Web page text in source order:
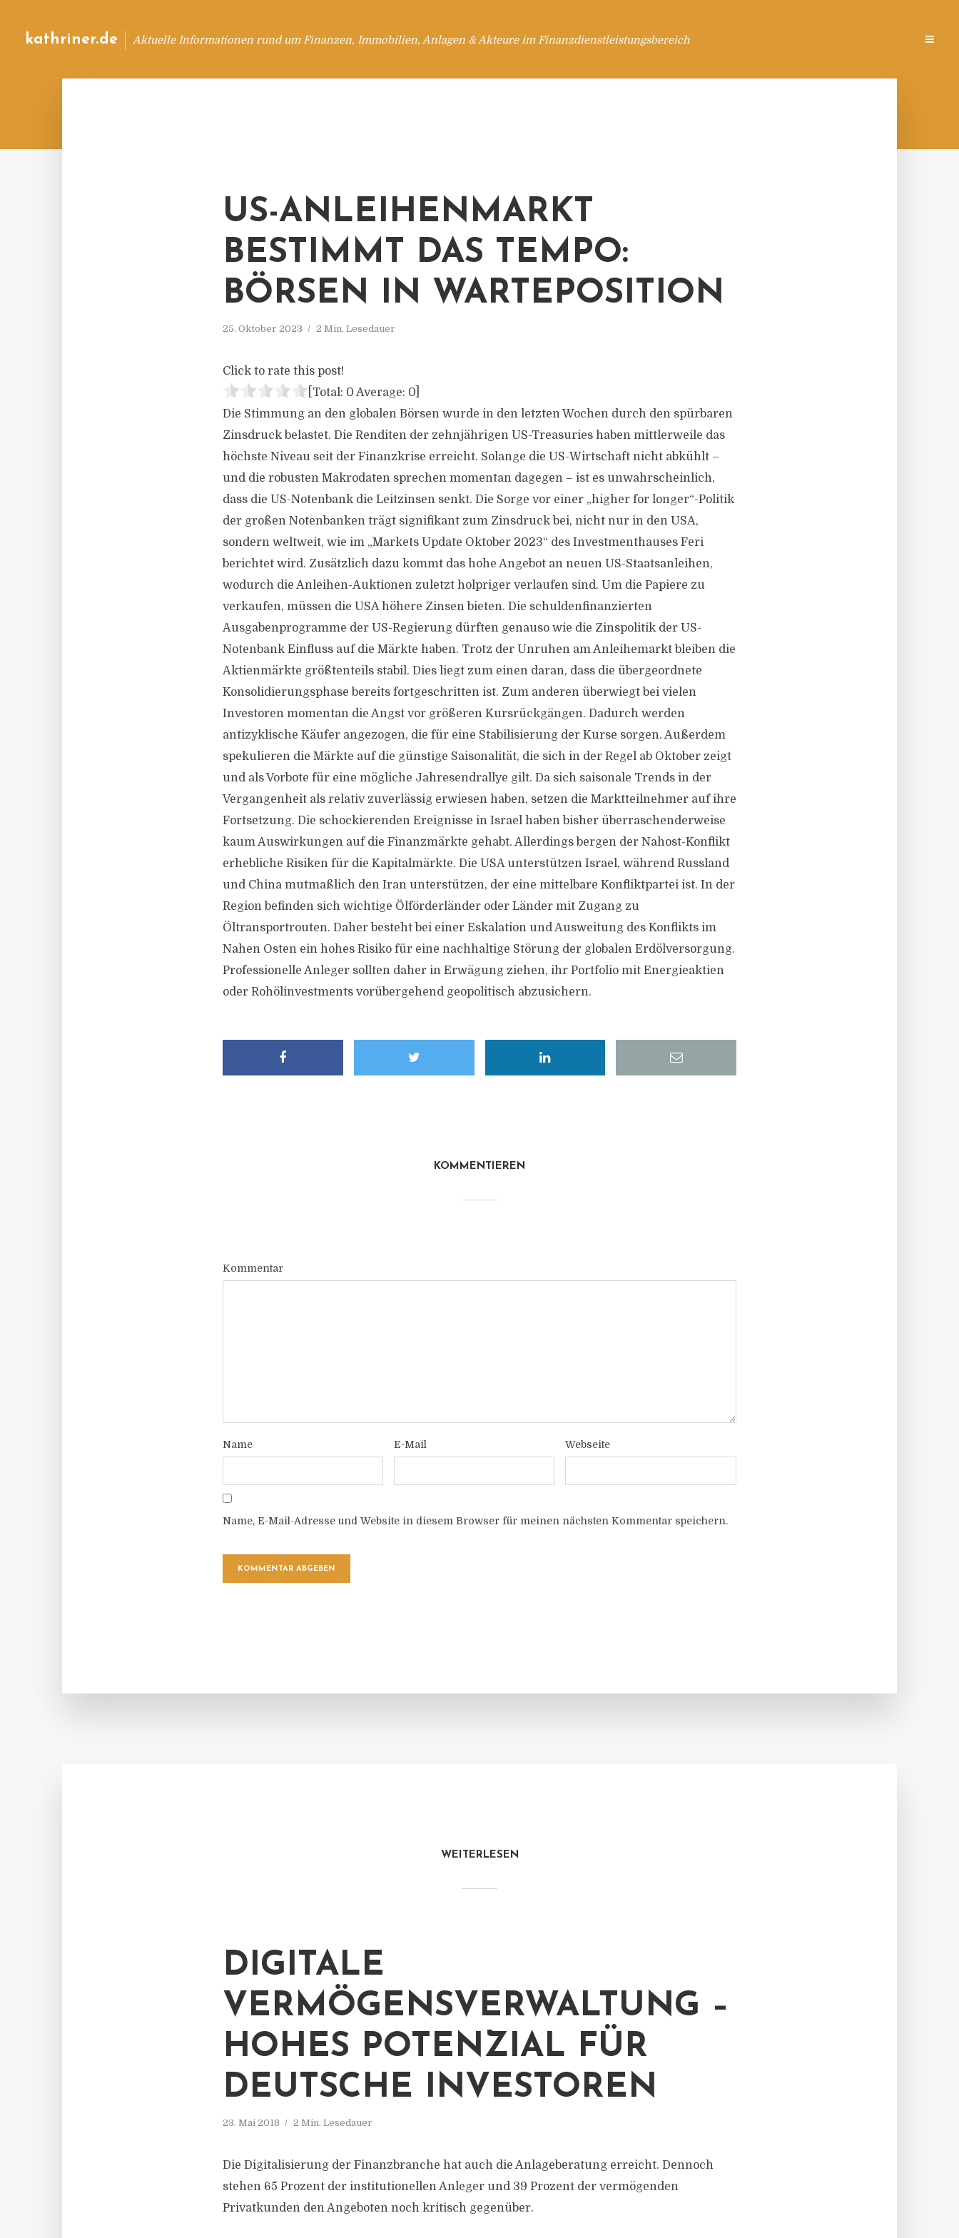
kathriner.de Aktuelle Informationen rund um Finanzen, Immobilien, Anlagen & Akteure im Finanzdienstleistungsbereich
US-ANLEIHENMARKT
BESTIMMT DAS TEMPO:
BÖRSEN IN WARTEPOSITION
25. Oktober 2023 2 Min. Lesedauer
Click to rate this post!
[Total: 0 Average: 0
Die Stimmung an den globalen Börsen wurde in den letzten Wochen durch den spürbaren
Zinsdruck belastet. Die Renditen der zehnjährigen US-Treasuries haben mittlerweile das
höchste Niveau seit der Finanzkrise erreicht. Solange die US-Wirtschaft nicht abkühlt –
und die robusten Makrodaten sprechen momentan dagegen – ist es unwahrscheinlich,
dass die US-Notenbank die Leitzinsen senkt. Die Sorge vor einer „higher for longer“-Politik
der großen Notenbanken trägt signifikant zum Zinsdruck bei, nicht nur in den USA,
sondern weltweit, wie im „Markets Update Oktober 2023“ des Investmenthauses Feri
berichtet wird. Zusätzlich dazu kommt das hohe Angebot an neuen US-Staatsanleihen,
wodurch die Anleihen-Auktionen zuletzt holpriger verlaufen sind. Um die Papiere zu
verkaufen, müssen die USA höhere Zinsen bieten. Die schuldenfinanzierten
Ausgabenprogramme der US-Regierung dürften genauso wie die Zinspolitik der US-
Notenbank Einfluss auf die Märkte haben. Trotz der Unruhen am Anleihemarkt bleiben die
Aktienmärkte größtenteils stabil. Dies liegt zum einen daran, dass die übergeordnete
Konsolidierungsphase bereits fortgeschritten ist. Zum anderen überwiegt bei vielen
Investoren momentan die Angst vor größeren Kursrückgängen. Dadurch werden
antizyklische Käufer angezogen, die für eine Stabilisierung der Kurse sorgen. Außerdem
spekulieren die Märkte auf die günstige Saisonalität, die sich in der Regel ab Oktober zeigt
und als Vorbote für eine mögliche Jahresendrallye gilt. Da sich saisonale Trends in der
Vergangenheit als relativ zuverlässig erwiesen haben, setzen die Marktteilnehmer auf ihre
Fortsetzung. Die schockierenden Ereignisse in Israel haben bisher überraschenderweise
kaum Auswirkungen auf die Finanzmärkte gehabt. Allerdings bergen der Nahost-Konflikt
erhebliche Risiken für die Kapitalmärkte. Die USA unterstützen Israel, während Russland
und China mutmaßlich den Iran unterstützen, der eine mittelbare Konfliktpartei ist. In der
Region befinden sich wichtige Ölförderländer oder Länder mit Zugang zu
Öltransportrouten. Daher besteht bei einer Eskalation und Ausweitung des Konflikts im
Nahen Osten ein hohes Risiko für eine nachhaltige Störung der globalen Erdölversorgung.
Professionelle Anleger sollten daher in Erwägung ziehen, ihr Portfolio mit Energieaktien
oder Rohölinvestments vorübergehend geopolitisch abzusichern.
KOMMENTIEREN
Kommentar
Name E-Mail Webseite
Name, E-Mail-Adresse und Website in diesem Browser für meinen nächsten Kommentar speichern.
WEITERLESEN
DIGITALE
VERMÖGENSVERWALTUNG –
HOHES POTENZIAL FÜR
DEUTSCHE INVESTOREN
23. Mai 2018 2 Min. Lesedauer
Die Digitalisierung der Finanzbranche hat auch die Anlageberatung erreicht. Dennoch
stehen 65 Prozent der institutionellen Anleger und 39 Prozent der vermögenden
Privatkunden den Angeboten noch kritisch gegenüber.